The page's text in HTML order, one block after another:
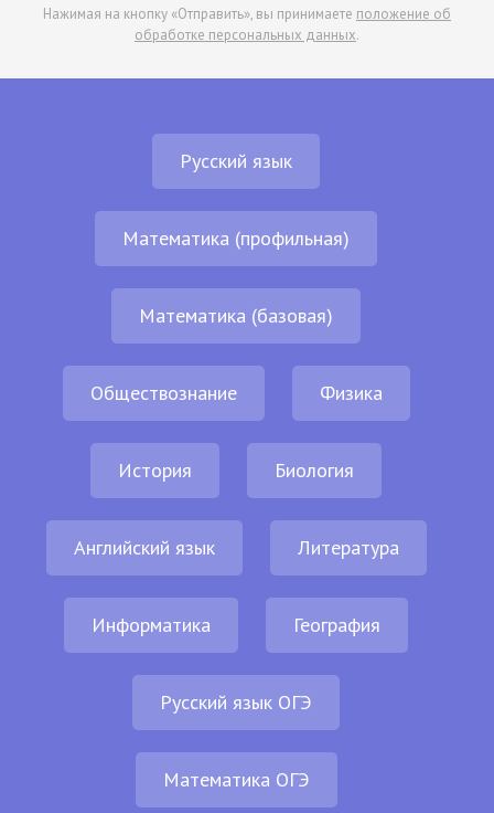
Нажимая на кнопку «Отправить», вы принимаете положение об
обработке персональных данных.
Русский язык
Математика (профильная)
Математика (базовая)
Обществознание Физика
История Биология
Английский язык Литература
Информатика География
Русский язык ОГЭ
Математика ОГЭ